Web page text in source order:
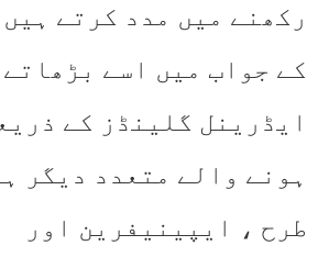
رکھنے میں مدد کرتے
کے جواب میں اسے بڑھاتے
ایڈرینل گلینڈز کے
ہونے والے متعدد دیگر
طرح ، ایپینیفرین اور